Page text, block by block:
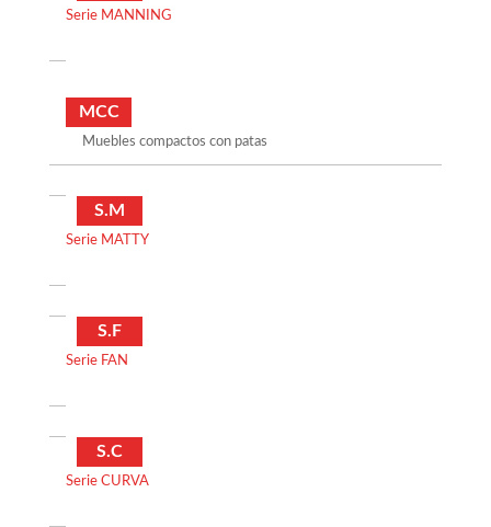
Serie MANNING
MCC
Muebles compactos con patas
S.M
Serie MATTY
S.F
Serie FAN
S.C
Serie CURVA